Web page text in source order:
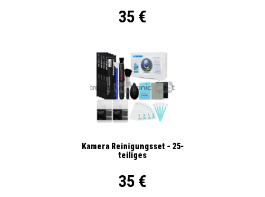
35 €
Kamera Reinigungsset - 25-
teiliges
35 €